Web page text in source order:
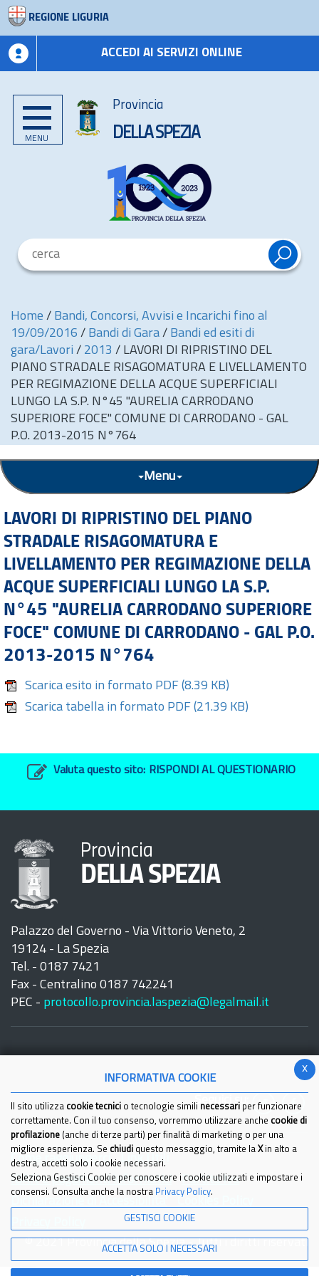
REGIONE LIGURIA
ACCEDI AI SERVIZI ONLINE
MENU
Provincia
DELLA SPEZIA
Home / Bandi, Concorsi, Avvisi e Incarichi fino al
19/09/2016 / Bandi di Gara / Bandi ed esiti di
gara/Lavori / 2013 / LAVORI DI RIPRISTINO DEL
PIANO STRADALE RISAGOMATURA E LIVELLAMENTO
PER REGIMAZIONE DELLA ACQUE SUPERFICIALI
LUNGO LA S.P. N°45 "AURELIA CARRODANO
SUPERIORE FOCE" COMUNE DI CARRODANO - GAL
P.O. 2013-2015 N°764
Menu
LAVORI DI RIPRISTINO DEL PIANO
STRADALE RISAGOMATURA E
LIVELLAMENTO PER REGIMAZIONE DELLA
ACQUE SUPERFICIALI LUNGO LA S.P.
N°45 "AURELIA CARRODANO SUPERIORE
FOCE" COMUNE DI CARRODANO - GAL P.O.
2013-2015 N°764
Scarica esito in formato PDF (8.39 KB)
Scarica tabella in formato PDF (21.39 KB)
Valuta questo sito: RISPONDI AL QUESTIONARIO
Provincia
DELLA SPEZIA
Palazzo del Governo - Via Vittorio Veneto, 2
19124 - La Spezia
Tel. - 0187 7421
Fax - Centralino 0187 742241
PEC - protocollo.provincia.laspezia@legalmail.it
Seguici su:
Come raggiungerci
Link Utili
IBAN e pagamenti informatici
Partita Iva
Cookies Policy
© 2021 Provincia della Spezia - Tutti i diritti riservati
x
INFORMATIVA COOKIE
Il sito utilizza cookie tecnici o tecnologie simili necessari per funzionare
correttamente. Con il tuo consenso, vorremmo utilizzare anche cookie di
profilazione (anche di terze parti) per finalità di marketing o per una
migliore esperienza. Se chiudi questo messaggio, tramite la Xin alto a
destra, accetti solo i cookie necessari.
Seleziona Gestisci Cookie per conoscere i cookie utilizzati e impostare i
consensi. Consulta anche la nostra Privacy Policy.
GESTISCI COOKIE
ACCETTA SOLO I NECESSARI